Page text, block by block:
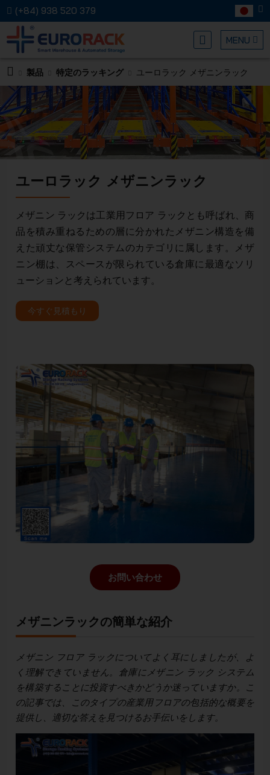
(+84) 938 520 379
MENU
メカニカ
ルJSC
製品 特定のラッキング ユーロラック メザニンラック
ユーロラック メザニンラック
メザニン ラックは工業用フロア ラックとも呼ばれ、商
品を積み重ねるための層に分かれたメザニン構造を備
えた頑丈な保管システムのカテゴリに属します。メザ
ニン棚は、スペースが限られている倉庫に最適なソリ
ューションと考えられています。
今すぐ見積もり
お問い合わせ
メザニンラックの簡単な紹介
メザニン フロア ラックについてよく耳にしましたが、よ
く理解できていません。倉庫にメザニン ラック システム
を構築することに投資すべきかどうか迷っていますか。こ
の記事では、このタイプの産業用フロアの包括的な概要を
提供し、適切な答えを見つけるお手伝いをします。